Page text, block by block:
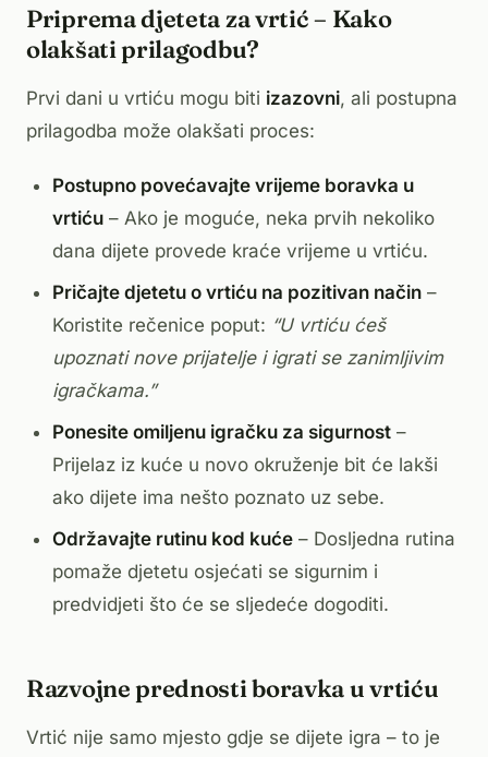
Priprema djeteta za vrtić – Kako
olakšati prilagodbu?
Prvi dani u vrtiću mogu biti izazovni, ali postupna
prilagodba može olakšati proces:
Postupno povećavajte vrijeme boravka u
vrtiću – Ako je moguće, neka prvih nekoliko
dana dijete provede kraće vrijeme u vrtiću.
Pričajte djetetu o vrtiću na pozitivan način –
Koristite rečenice poput: “U vrtiću ćeš
upoznati nove prijatelje i igrati se zanimljivim
igračkama.”
Ponesite omiljenu igračku za sigurnost –
Prijelaz iz kuće u novo okruženje bit će lakši
ako dijete ima nešto poznato uz sebe.
Održavajte rutinu kod kuće – Dosljedna rutina
pomaže djetetu osjećati se sigurnim i
predvidjeti što će se sljedeće dogoditi.
Razvojne prednosti boravka u vrtiću
Vrtić nije samo mjesto gdje se dijete igra – to je